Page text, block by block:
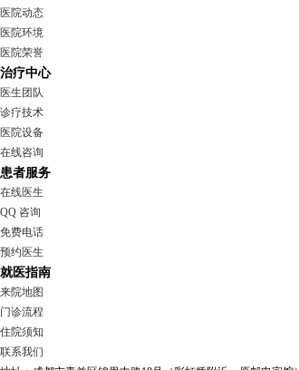
医院动态
医院环境
医院荣誉
治疗中心
医生团队
诊疗技术
医院设备
在线咨询
患者服务
在线医生
QQ 咨询
免费电话
预约医生
就医指南
来院地图
门诊流程
住院须知
联系我们